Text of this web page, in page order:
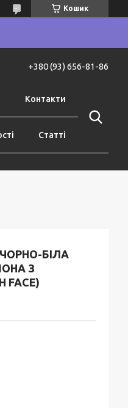
Кошик
+380 (93) 656-81-86
Контакти
Статті
БІЛА
З
FACE)